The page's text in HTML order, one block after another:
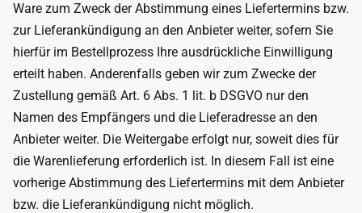
Ware zum Zweck der Abstimmung eines Liefertermins bzw.
zur Lieferankündigung an den Anbieter weiter, sofern Sie
hierfür im Bestellprozess Ihre ausdrückliche Einwilligung
erteilt haben. Anderenfalls geben wir zum Zwecke der
Zustellung gemäß Art. 6 Abs. 1 lit. b DSGVO nur den
Namen des Empfängers und die Lieferadresse an den
Anbieter weiter. Die Weitergabe erfolgt nur, soweit dies für
die Warenlieferung erforderlich ist. In diesem Fall ist eine
vorherige Abstimmung des Liefertermins mit dem Anbieter
bzw. die Lieferankündigung nicht möglich.